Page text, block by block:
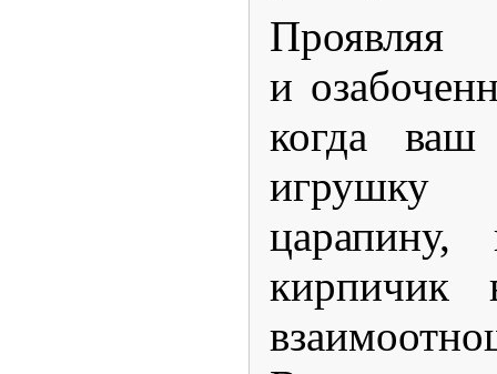
и
когда ваш
игрушку
царапину,
кирпичик